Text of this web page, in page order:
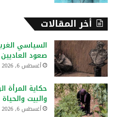
أخر المقالات
السياسي
صعود العاديين
أغسطس 6, 2026
حكاية المرأة
والبيت والحياة
أغسطس 6, 2026